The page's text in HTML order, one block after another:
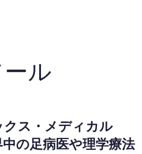
ル
ス・メディカル
の足病医や理学療法